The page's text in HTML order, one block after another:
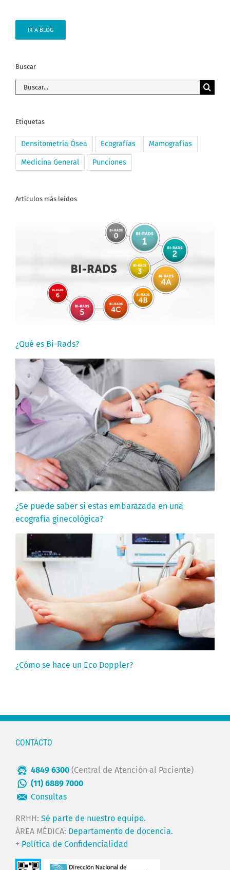
IR A BLOG
Buscar
Buscar:
Etiquetas
Densitometría Ósea Ecografías Mamografías
Medicina General Punciones
Artículos más leídos
¿Qué es Bi-Rads?
¿Se puede saber si estas embarazada en una
ecografía ginecológica?
¿Cómo se hace un Eco Doppler?
CONTACTO
4849 6300 (Central de Atención al Paciente)
(11) 6889 7000
Consultas
RRHH: Sé parte de nuestro equipo.
ÁREA MÉDICA: Departamento de docencia.
+ Política de Confidencialidad